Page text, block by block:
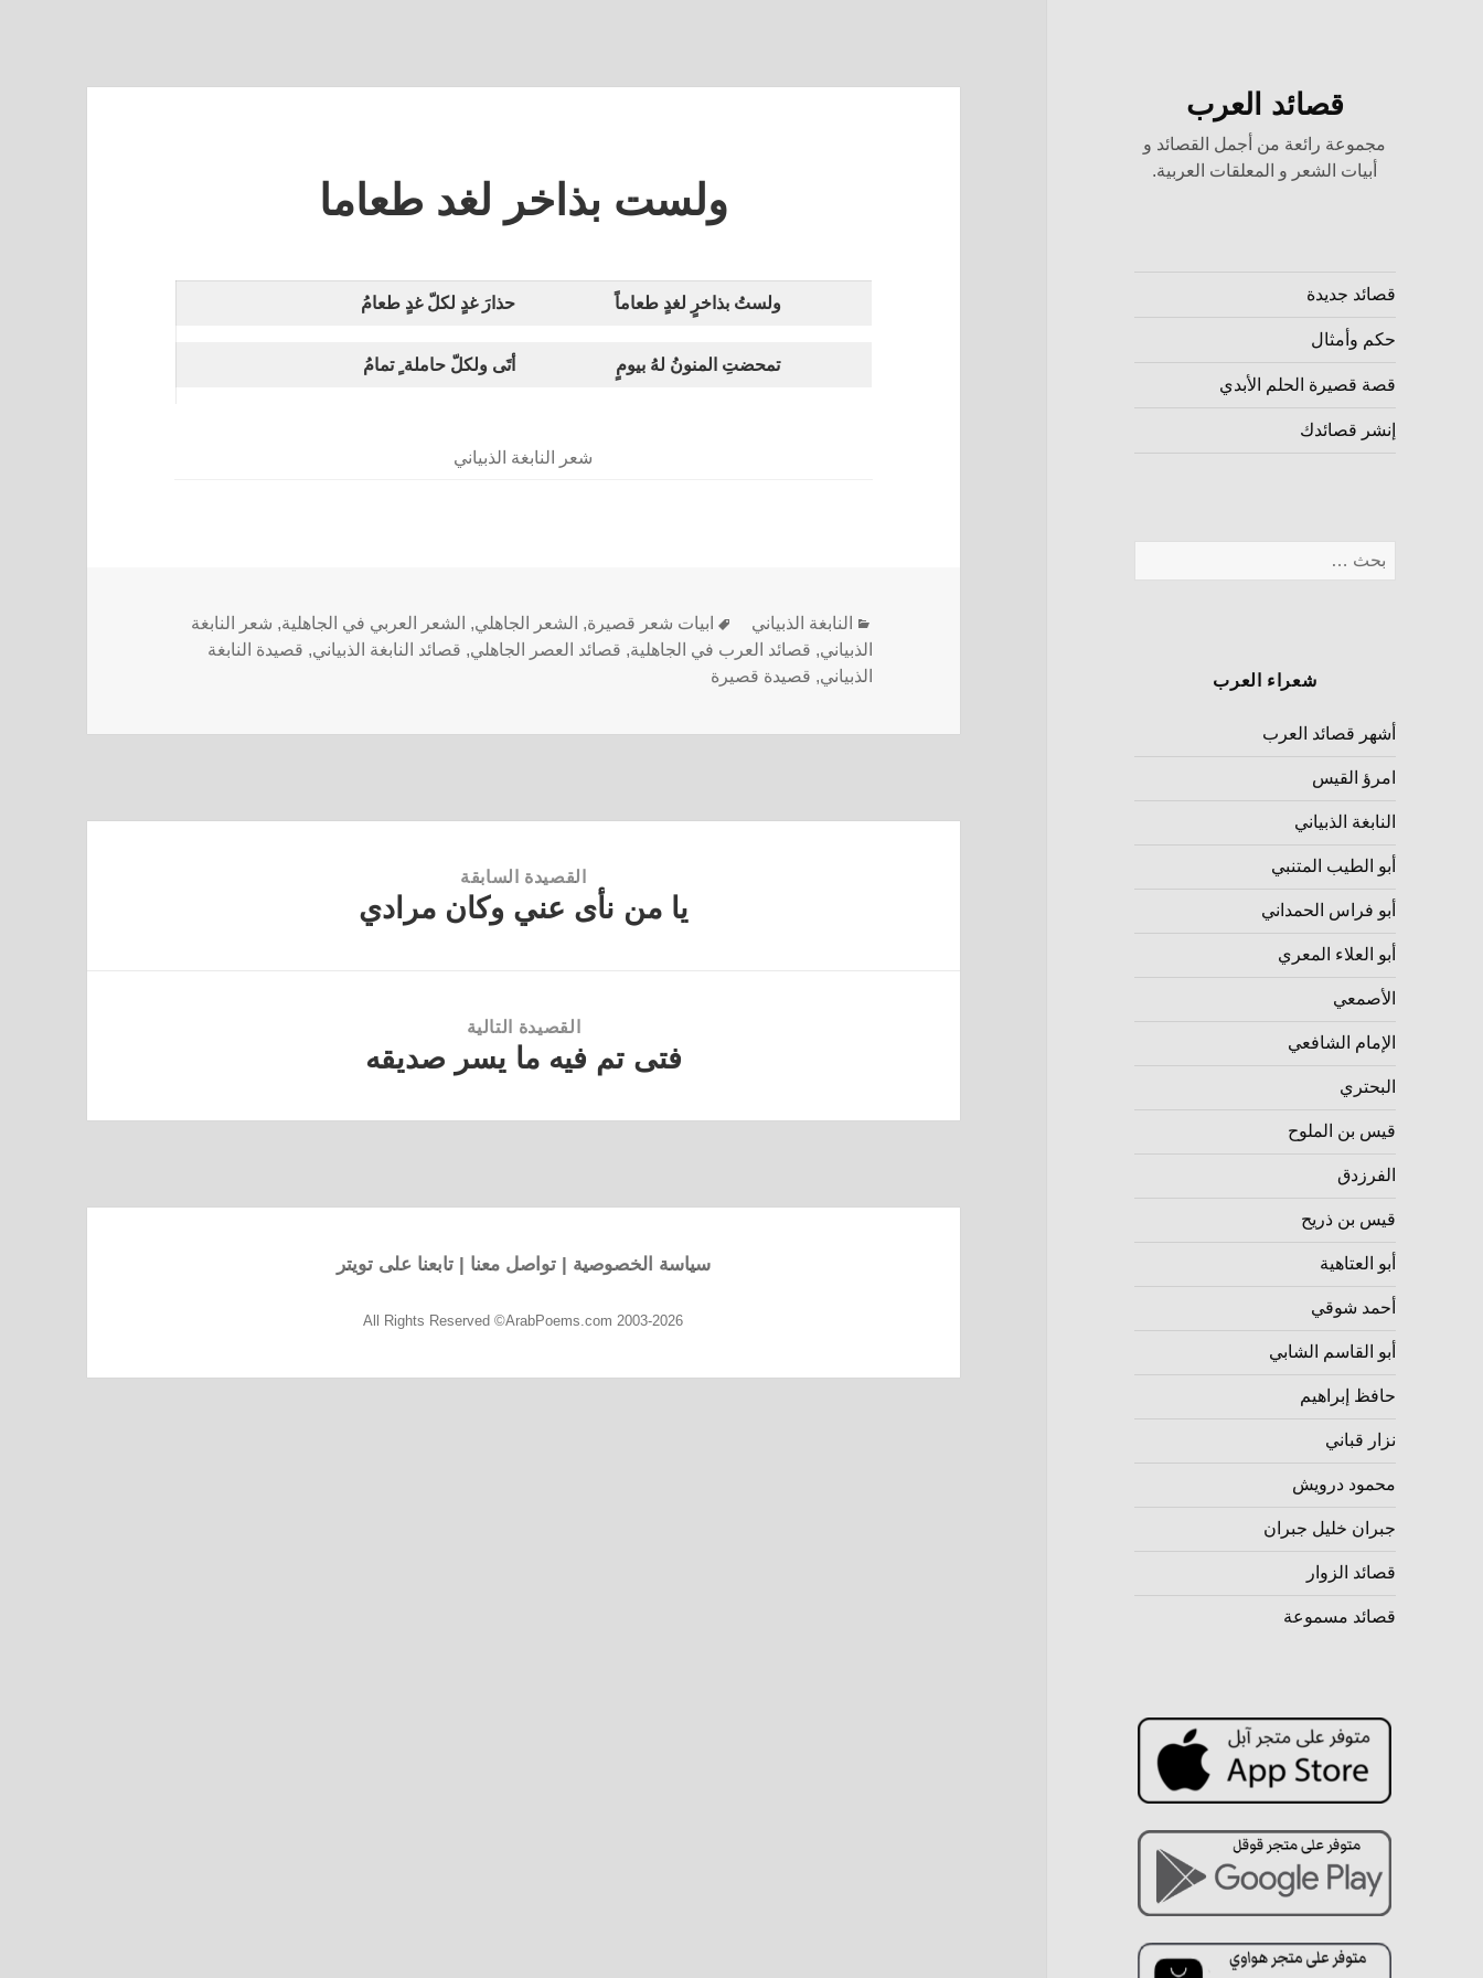
قصائد العرب
مجموعة رائعة من أجمل القصائد و
أبيات الشعر و المعلقات العربية.
قصائد جديدة
حكم وأمثال
قصة قصيرة الحلم الأبدي
إنشر قصائدك
شعراء العرب
أشهر قصائد العرب
امرؤ القيس
النابغة الذبياني
أبو الطيب المتنبي
أبو فراس الحمداني
أبو العلاء المعري
الأصمعي
الإمام الشافعي
البحتري
قيس بن الملوح
الفرزدق
قيس بن ذريح
أبو العتاهية
أحمد شوقي
أبو القاسم الشابي
حافظ إبراهيم
نزار قباني
محمود درويش
جبران خليل جبران
قصائد الزوار
قصائد مسموعة
ولست بذاخر لغد طعاما
ولستُ بذاخرٍ لغدٍ طعاماً حذارَ غدٍ لكلّ غدٍ طعامُ
تمحضتِ المنونُ لهُ بيومٍ أتَى ولكلّ حاملة ٍ تمامُ
شعر النابغة الذبياني
النابغة الذبياني ابيات شعر قصيرة, الشعر الجاهلي, الشعر العربي في الجاهلية, شعر النابغة
الذبياني, قصائد العرب في الجاهلية, قصائد العصر الجاهلي, قصائد النابغة الذبياني, قصيدة النابغة
الذبياني, قصيدة قصيرة
القصيدة السابقة
يا من نأى عني وكان مرادي
القصيدة التالية
فتى تم فيه ما يسر صديقه
سياسة الخصوصية |تواصل معنا |تابعنا على تويتر
All Rights Reserved ©ArabPoems.com 2003-2026